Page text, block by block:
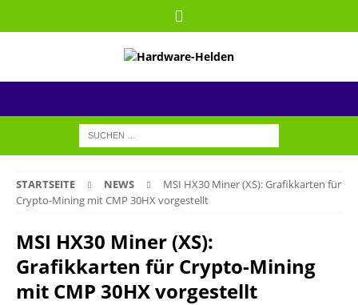
STARTSEITE NEWS
MSI HX30 Miner (XS): Grafikkarten für
Crypto-Mining mit CMP 30HX vorgestellt
MSI HX30 Miner (XS):
Grafikkarten für Crypto-Mining
mit CMP 30HX vorgestellt